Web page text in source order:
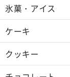
氷菓・アイス
ケーキ
クッキー